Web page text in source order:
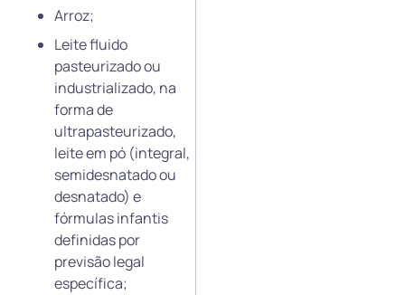
Arroz;
Leite fluido
pasteurizado ou
industrializado, na
forma de
ultrapasteurizado,
leite em pó (integral,
semidesnatado ou
desnatado) e
fórmulas infantis
definidas por
previsão legal
específica;